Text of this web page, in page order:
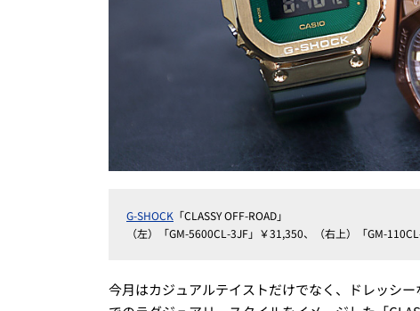
G-SHOCK 「CLASSY OFF-ROAD」
（左）「GM-5600CL-3JF」￥31,350、（右上）「GM-
今月はカジュアルテイストだけでなく、ドレッシ